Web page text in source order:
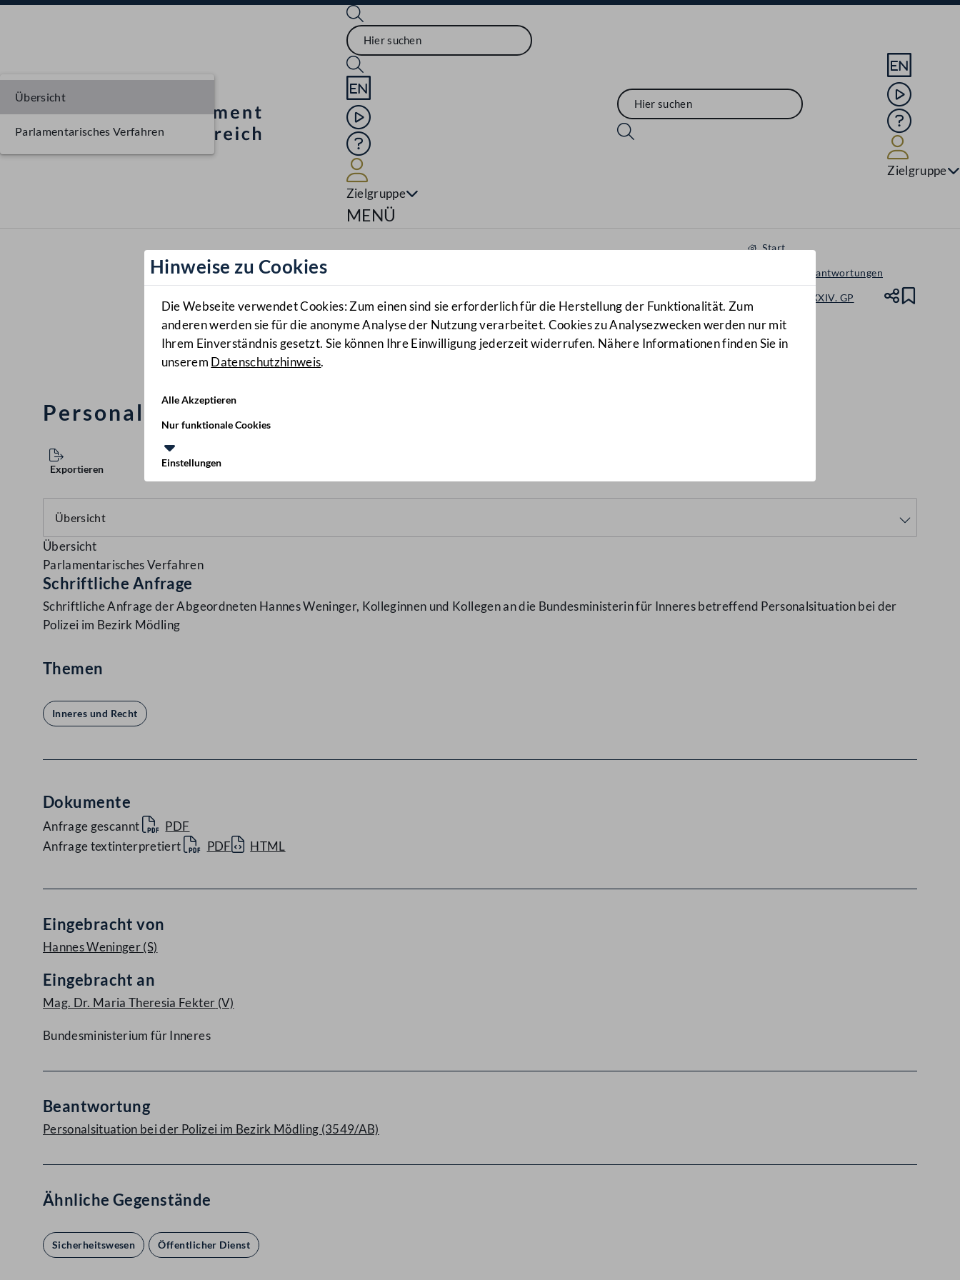
Sprache English
Mediathek
Hilfe
Zielgruppe
Navigationsmenü öffnen
MENÜ
Sprache
Mediathek
Hilfe
Zielgruppe
Hinweise zu Cookies
Die Webseite verwendet Cookies: Zum einen sind sie erforderlich für die Herstellung der Funktionalität. Zum
anderen werden sie für die anonyme Analyse der Nutzung verarbeitet. Cookies zu Analysezwecken werden nur mit
Ihrem Einverständnis gesetzt. Sie können Ihre Einwilligung jederzeit widerrufen. Nähere Informationen finden Sie in
unserem Datenschutzhinweis.
Alle Akzeptieren
Nur funktionale Cookies
Einstellungen
Start
Anfragen & Beantwortungen
Nationalrat - XXIV. GP
Anfragen
3541/J
Personalsituation bei der Polizei im Bezirk Mödling
Exportieren
Übersicht
Parlamentarisches Verfahren
Übersicht
Parlamentarisches Verfahren
Schriftliche Anfrage
Schriftliche Anfrage der Abgeordneten Hannes Weninger, Kolleginnen und Kollegen an die Bundesministerin für Inneres betreffend Personalsituation bei der
Polizei im Bezirk Mödling
Themen
Inneres und Recht
Dokumente
Anfrage gescannt
PDF
Anfrage textinterpretiert
PDF HTML
Eingebracht von
Hannes Weninger(S)
Eingebracht an
Mag. Dr. Maria Theresia Fekter (V)
Bundesministerium für Inneres
Beantwortung
Personalsituation bei der Polizei im Bezirk Mödling (3549/AB)
Ähnliche Gegenstände
Sicherheitswesen Öffentlicher Dienst